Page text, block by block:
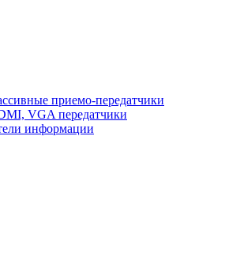
приемо-передатчики
VGA передатчики
информации